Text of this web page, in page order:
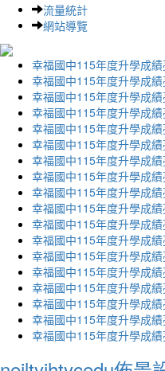
流量統計
網站導覽
幸福國中115年度升學成
幸福國中115年度升學成
幸福國中115年度升學成
幸福國中115年度升學成
幸福國中115年度升學成
幸福國中115年度升學成
幸福國中115年度升學成
幸福國中115年度升學成
幸福國中115年度升學成
幸福國中115年度升學成
幸福國中115年度升學成
幸福國中115年度升學成
幸福國中115年度升學成
幸福國中115年度升學成
幸福國中115年度升學成
幸福國中115年度升學成
幸福國中115年度升學成
幸福國中115年度升學成